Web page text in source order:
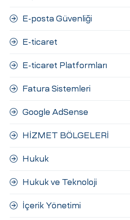
E-posta Güvenliği
E-ticaret
E-ticaret Platformları
Fatura Sistemleri
Google AdSense
HİZMET BÖLGELERİ
Hukuk
Hukuk ve Teknoloji
İçerik Yönetimi